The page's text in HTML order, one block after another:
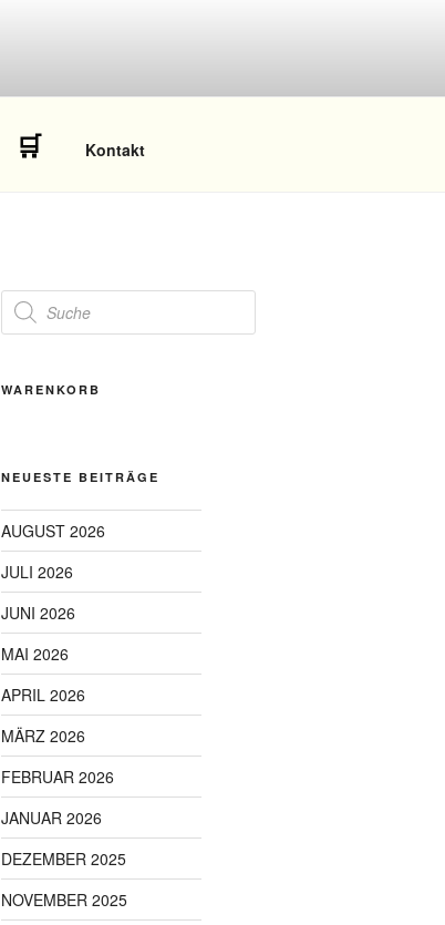
🛒 Kontakt
Products
search
WARENKORB
NEUESTE BEITRÄGE
AUGUST 2026
JULI 2026
JUNI 2026
MAI 2026
APRIL 2026
MÄRZ 2026
FEBRUAR 2026
JANUAR 2026
DEZEMBER 2025
NOVEMBER 2025